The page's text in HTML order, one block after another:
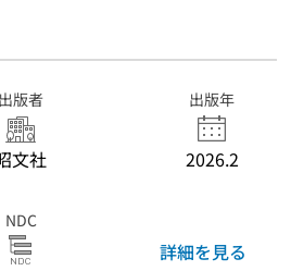
出版者
文社
出版年
2026.2
NDC
詳細を見る